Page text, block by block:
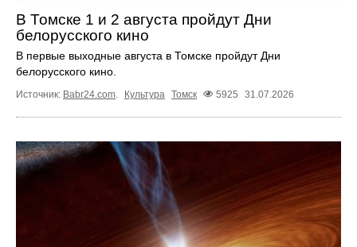
В Томске 1 и 2 августа пройдут Дни
белорусского кино
В первые выходные августа в Томске пройдут Дни
белорусского кино.
Источник: Babr24.com. Культура Томск 5925 31.07.2026